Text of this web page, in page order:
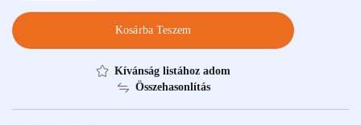
Kosárba Teszem
Kívánság listához adom
Összehasonlítás